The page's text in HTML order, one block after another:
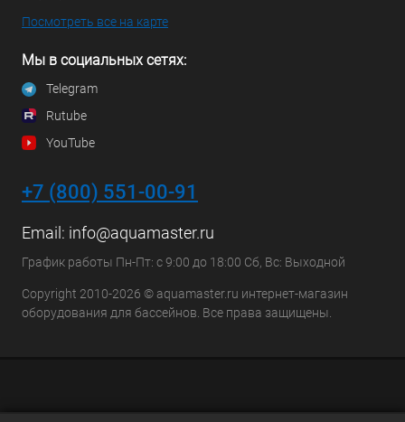
Посмотреть все на карте
Мы в социальных сетях:
Telegram
Rutube
YouTube
+7 (800) 551-00-91
Email: info@aquamaster.ru
График работы Пн-Пт: с 9:00 до 18:00 Сб, Вс: Выходной
Copyright 2010-2026 © aquamaster.ru интернет-магазин
оборудования для бассейнов. Все права защищены.